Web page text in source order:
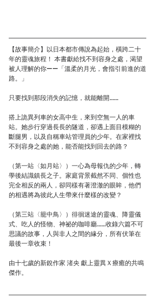
【故事簡介】以日本都市傳說為起始，橫跨二十
年的靈魂旅程！ 本書獻給找不到容身之處，渴望
被人理解的你——「溫柔的月光，會指引前進的道
路。」
只要找到那段消失的記憶，就能離開……
搭上詭異列車的女高中生，來到空無一人的車
站。她步行穿過長長的隧道，卻遇上面目模糊的
斷腿男，以及自稱車站管理員的少年。在家裡找
不到容身之處的她，能否能找到回去的路？
（第一站〈如月站〉）一心為母報仇的少年，轉
學後結識鎮長之子。家庭背景截然不同、個性也
完全相反的兩人，卻同樣有著澄澈的眼眸，他們
的相遇將為彼此人生帶來什麼樣的改變？
（第三站〈籠中鳥〉）徘徊迷途的靈魂、降靈儀
式、吃人的怪物、神祕的咖啡廳……收錄六篇不可
思議的故事，人與非人之間的緣分，所有伏筆在
最後一章收束！
由十七歲的新銳作家 渚央 獻上靈異Ｘ療癒的共鳴
傑作。